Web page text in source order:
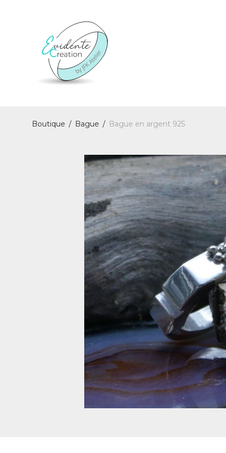
Boutique / Bague / Bague en argent 925